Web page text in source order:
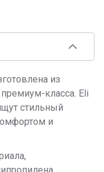
из
класса. Eli
стильный
и